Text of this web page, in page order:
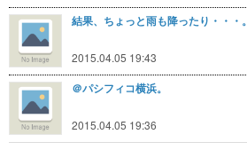
結果、ちょっと雨も降ったり・・・。
2015.04.05 19:43
＠パシフィコ横浜。
2015.04.05 19:36